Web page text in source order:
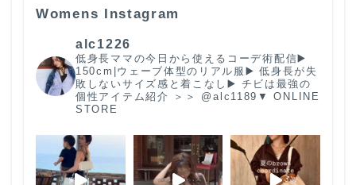
Womens Instagram
alc1226
低身長ママの今日から使えるコーデ術配信▶️
150cm|ウェーブ体型のリアル服 ▶️ 低身長が失
敗しないサイズ感と着こなし ▶️ チビは最強の
個性 アイテム紹介 ＞＞ @alc1189 ▼ ONLINE
STORE